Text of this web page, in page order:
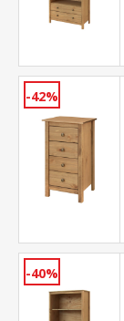
-42%
-40%